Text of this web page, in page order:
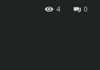
0
4